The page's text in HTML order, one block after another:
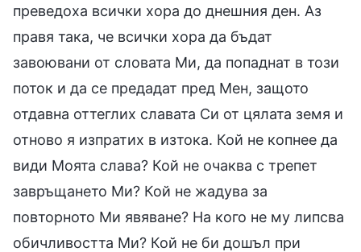
преведоха всички хора до днешния ден. Аз
правя така, че всички хора да бъдат
завоювани от словата Ми, да попаднат в този
поток и да се предадат пред Мен, защото
отдавна оттеглих славата Си от цялата земя и
отново я изпратих в изтока. Кой не копнее да
види Моята слава? Кой не очаква с трепет
завръщането Ми? Кой не жадува за
повторното Ми явяване? На кого не му липсва
обичливостта Ми? Кой не би дошъл при